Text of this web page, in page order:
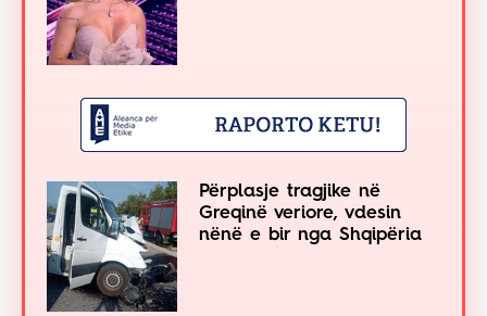
Përplasje tragjike në
Greqinë veriore, vdesin
nënë e bir nga Shqipëria